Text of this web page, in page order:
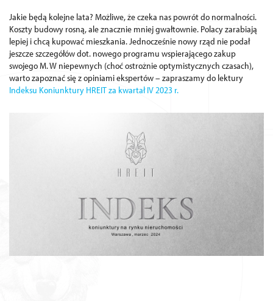
Jakie będą kolejne lata? Możliwe, że czeka nas powrót do normalności.
Koszty budowy rosną, ale znacznie mniej gwałtownie. Polacy zarabiają
lepiej i chcą kupować mieszkania. Jednocześnie nowy rząd nie podał
jeszcze szczegółów dot. nowego programu wspierającego zakup
swojego M. W niepewnych (choć ostrożnie optymistycznych czasach),
warto zapoznać się z opiniami ekspertów – zapraszamy do lektury
Indeksu Koniunktury HREIT za kwartał IV 2023 r.